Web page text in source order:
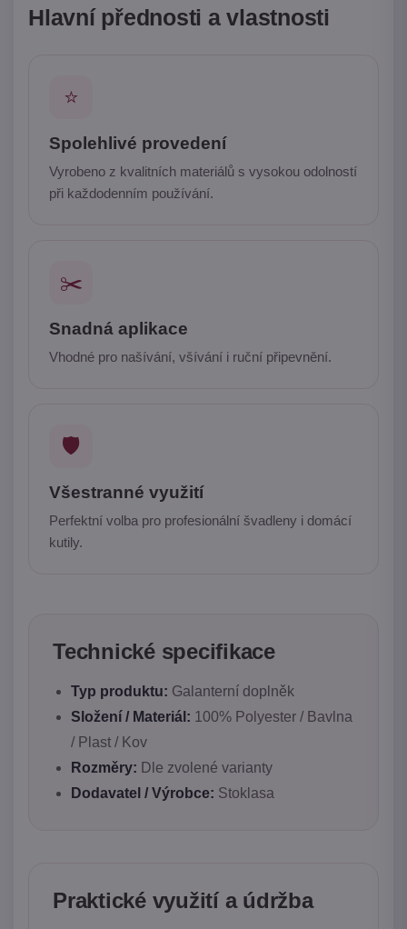
Hlavní přednosti a vlastnosti
⭐
Spolehlivé provedení
Vyrobeno z kvalitních materiálů s vysokou odolností
při každodenním používání.
✂️
Snadná aplikace
Vhodné pro našívání, všívání i ruční připevnění.
🛡️
Všestranné využití
Perfektní volba pro profesionální švadleny i domácí
kutily.
Technické specifikace
Typ produktu: Galanterní doplněk
Složení / Materiál: 100% Polyester / Bavlna
/ Plast / Kov
Rozměry: Dle zvolené varianty
Dodavatel / Výrobce: Stoklasa
Praktické využití a údržba